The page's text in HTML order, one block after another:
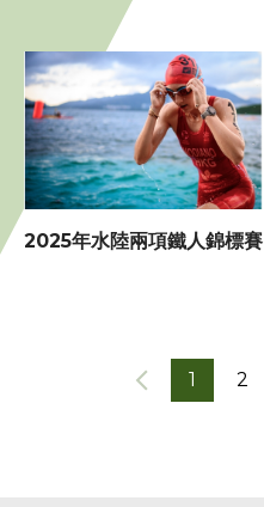
2025年水陸兩項鐵人錦標賽
1 2